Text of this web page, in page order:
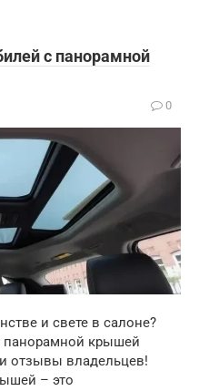
с панорамной
0
и свете в салоне?
панорамной крышей
отзывы владельцев!
– это